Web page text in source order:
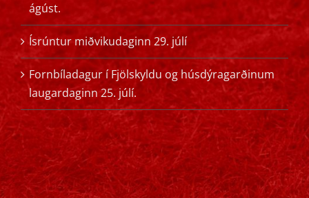
ágúst.
Ísrúntur miðvikudaginn 29. júlí
Fornbíladagur í Fjölskyldu og húsdýragarðinum
laugardaginn 25. júlí.